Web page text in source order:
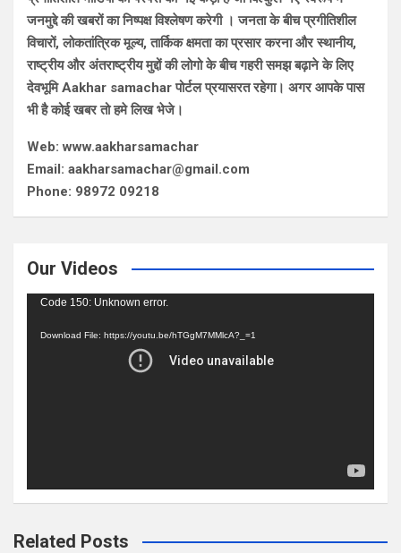
जनमुद्दे की खबरों का निष्पक्ष विश्लेषण करेगी । जनता के बीच प्रगीतिशील
विचारों, लोकतांत्रिक मूल्य, तार्किक क्षमता का प्रसार करना और स्थानीय,
राष्ट्रीय और अंतराष्ट्रीय मुद्दों की लोगो के बीच गहरी समझ बढ़ाने के लिए
देवभूमि Aakhar samachar पोर्टल प्रयासरत रहेगा। अगर आपके पास
भी है कोई खबर तो हमे लिख भेजे।
Web: www.aakharsamachar
Email: aakharsamachar@gmail.com
Phone: 98972 09218
Our Videos
Video
Code 150: Unknown error.
Download File: https://youtu.be/hTGgM7MMlcA?_=1
Related Posts